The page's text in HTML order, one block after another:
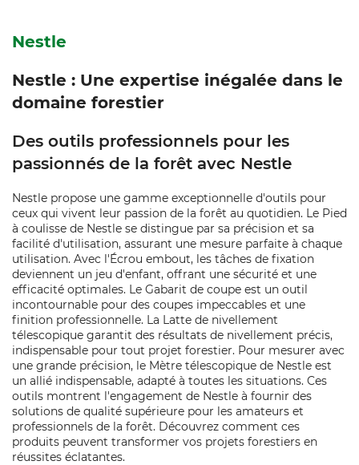
Nestle
Nestle : Une expertise inégalée dans le
domaine forestier
Des outils professionnels pour les
passionnés de la forêt avec Nestle
Nestle propose une gamme exceptionnelle d'outils pour
ceux qui vivent leur passion de la forêt au quotidien. Le Pied
à coulisse de Nestle se distingue par sa précision et sa
facilité d'utilisation, assurant une mesure parfaite à chaque
utilisation. Avec l'Écrou embout, les tâches de fixation
deviennent un jeu d'enfant, offrant une sécurité et une
efficacité optimales. Le Gabarit de coupe est un outil
incontournable pour des coupes impeccables et une
finition professionnelle. La Latte de nivellement
télescopique garantit des résultats de nivellement précis,
indispensable pour tout projet forestier. Pour mesurer avec
une grande précision, le Mètre télescopique de Nestle est
un allié indispensable, adapté à toutes les situations. Ces
outils montrent l'engagement de Nestle à fournir des
solutions de qualité supérieure pour les amateurs et
professionnels de la forêt. Découvrez comment ces
produits peuvent transformer vos projets forestiers en
réussites éclatantes.